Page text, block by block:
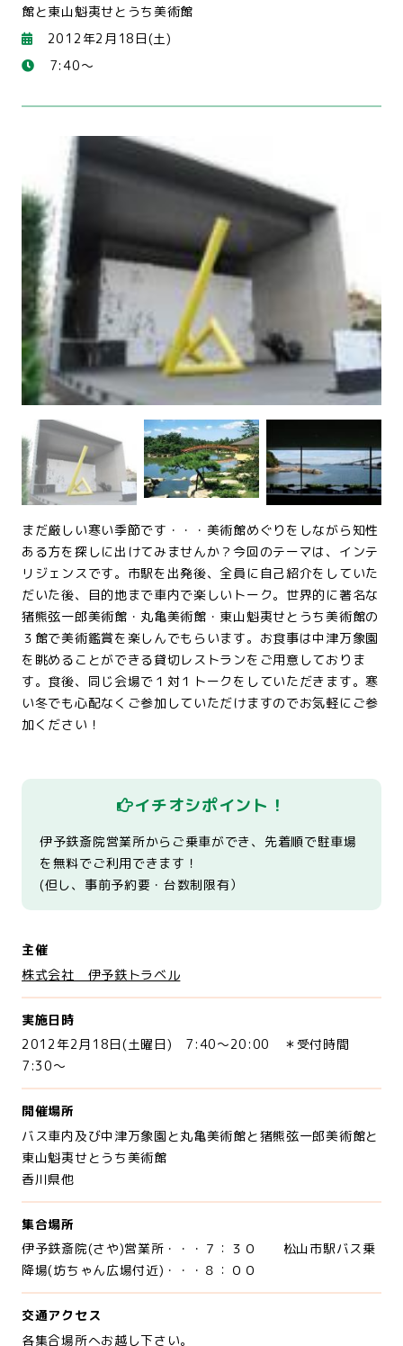
館と東山魁夷せとうち美術館
2012年2月18日(土)
7:40～
まだ厳しい寒い季節です・・・美術館めぐりをしながら知性
ある方を探しに出けてみませんか？今回のテーマは、インテ
リジェンスです。市駅を出発後、全員に自己紹介をしていた
だいた後、目的地まで車内で楽しいトーク。世界的に著名な
猪熊弦一郎美術館・丸亀美術館・東山魁夷せとうち美術館の
３館で美術鑑賞を楽しんでもらいます。お食事は中津万象園
を眺めることができる貸切レストランをご用意しておりま
す。食後、同じ会場で１対１トークをしていただきます。寒
い冬でも心配なくご参加していただけますのでお気軽にご参
加ください！
イチオシポイント！
伊予鉄斎院営業所からご乗車ができ、先着順で駐車場
を無料でご利用できます！
(但し、事前予約要・台数制限有）
主催
株式会社 伊予鉄トラベル
実施日時
2012年2月18日(土曜日) 7:40～20:00 ＊受付時間
7:30～
開催場所
バス車内及び中津万象園と丸亀美術館と猪熊弦一郎美術館と
東山魁夷せとうち美術館
香川県他
集合場所
伊予鉄斎院(さや)営業所・・・７：３０ 松山市駅バス乗
降場(坊ちゃん広場付近)・・・８：００
交通アクセス
各集合場所へお越し下さい。